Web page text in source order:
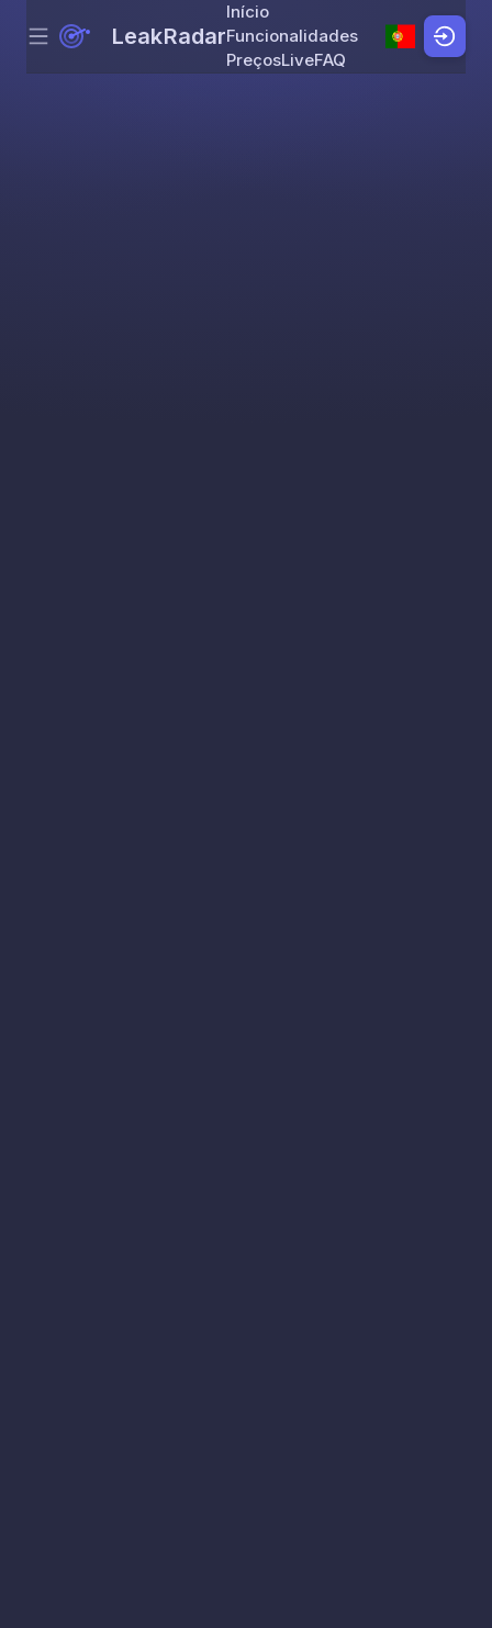
Skip to content
Menu LeakRadar
Início
Funcionalidades
PreçosLiveFAQ